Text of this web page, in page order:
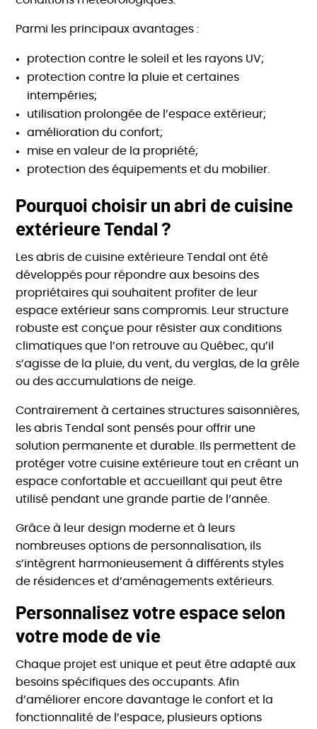
Parmi les principaux avantages :
protection contre le soleil et les rayons UV;
protection contre la pluie et certaines
intempéries;
utilisation prolongée de l’espace extérieur;
amélioration du confort;
mise en valeur de la propriété;
protection des équipements et du mobilier.
Pourquoi choisir un abri de cuisine
extérieure Tendal ?
Les abris de cuisine extérieure Tendal ont été
développés pour répondre aux besoins des
propriétaires qui souhaitent profiter de leur
espace extérieur sans compromis. Leur structure
robuste est conçue pour résister aux conditions
climatiques que l’on retrouve au Québec, qu’il
s’agisse de la pluie, du vent, du verglas, de la grêle
ou des accumulations de neige.
Contrairement à certaines structures saisonnières,
les abris Tendal sont pensés pour offrir une
solution permanente et durable. Ils permettent de
protéger votre cuisine extérieure tout en créant un
espace confortable et accueillant qui peut être
utilisé pendant une grande partie de l’année.
Grâce à leur design moderne et à leurs
nombreuses options de personnalisation, ils
s’intègrent harmonieusement à différents styles
de résidences et d’aménagements extérieurs.
Personnalisez votre espace selon
votre mode de vie
Chaque projet est unique et peut être adapté aux
besoins spécifiques des occupants. Afin
d’améliorer encore davantage le confort et la
fonctionnalité de l’espace, plusieurs options